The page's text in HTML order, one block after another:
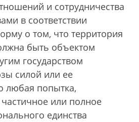
и сотрудничества
в соответствии
о том, что территория
быть объектом
государством
силой или ее
любая попытка,
или полное
единства